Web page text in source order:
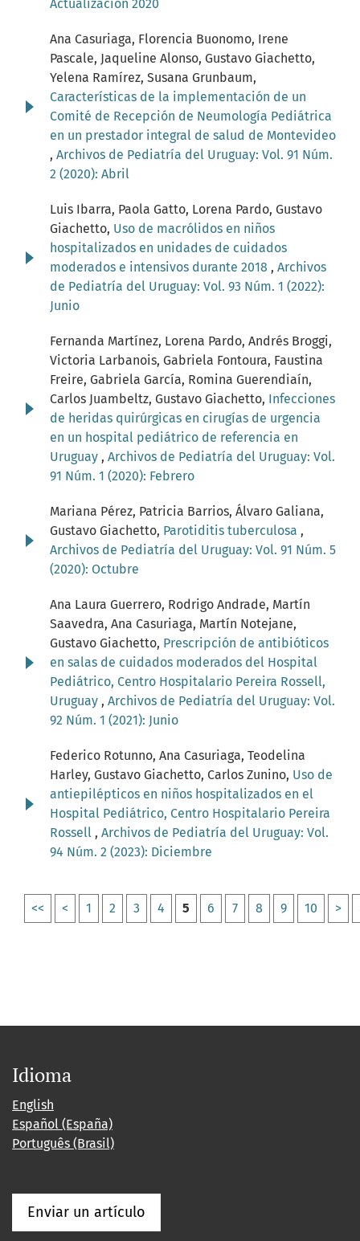
Actualización 2020
Ana Casuriaga, Florencia Buonomo, Irene
Pascale, Jaqueline Alonso, Gustavo Giachetto,
Yelena Ramírez, Susana Grunbaum,
Características de la implementación de un
Comité de Recepción de Neumología Pediátrica
en un prestador integral de salud de Montevideo
, Archivos de Pediatría del Uruguay: Vol. 91 Núm.
2 (2020): Abril
Luis Ibarra, Paola Gatto, Lorena Pardo, Gustavo
Giachetto, Uso de macrólidos en niños
hospitalizados en unidades de cuidados
moderados e intensivos durante 2018 , Archivos
de Pediatría del Uruguay: Vol. 93 Núm. 1 (2022):
Junio
Fernanda Martínez, Lorena Pardo, Andrés Broggi,
Victoria Larbanois, Gabriela Fontoura, Faustina
Freire, Gabriela García, Romina Guerendiaín,
Carlos Juambeltz, Gustavo Giachetto, Infecciones
de heridas quirúrgicas en cirugías de urgencia
en un hospital pediátrico de referencia en
Uruguay , Archivos de Pediatría del Uruguay: Vol.
91 Núm. 1 (2020): Febrero
Mariana Pérez, Patricia Barrios, Álvaro Galiana,
Gustavo Giachetto, Parotiditis tuberculosa ,
Archivos de Pediatría del Uruguay: Vol. 91 Núm. 5
(2020): Octubre
Ana Laura Guerrero, Rodrigo Andrade, Martín
Saavedra, Ana Casuriaga, Martín Notejane,
Gustavo Giachetto, Prescripción de antibióticos
en salas de cuidados moderados del Hospital
Pediátrico, Centro Hospitalario Pereira Rossell,
Uruguay , Archivos de Pediatría del Uruguay: Vol.
92 Núm. 1 (2021): Junio
Federico Rotunno, Ana Casuriaga, Teodelina
Harley, Gustavo Giachetto, Carlos Zunino, Uso de
antiepilépticos en niños hospitalizados en el
Hospital Pediátrico, Centro Hospitalario Pereira
Rossell , Archivos de Pediatría del Uruguay: Vol.
94 Núm. 2 (2023): Diciembre
<< < 1 2 3 4 5 6 7 8 9 10 >
Idioma
English
Español (España)
Português (Brasil)
Enviar un artículo